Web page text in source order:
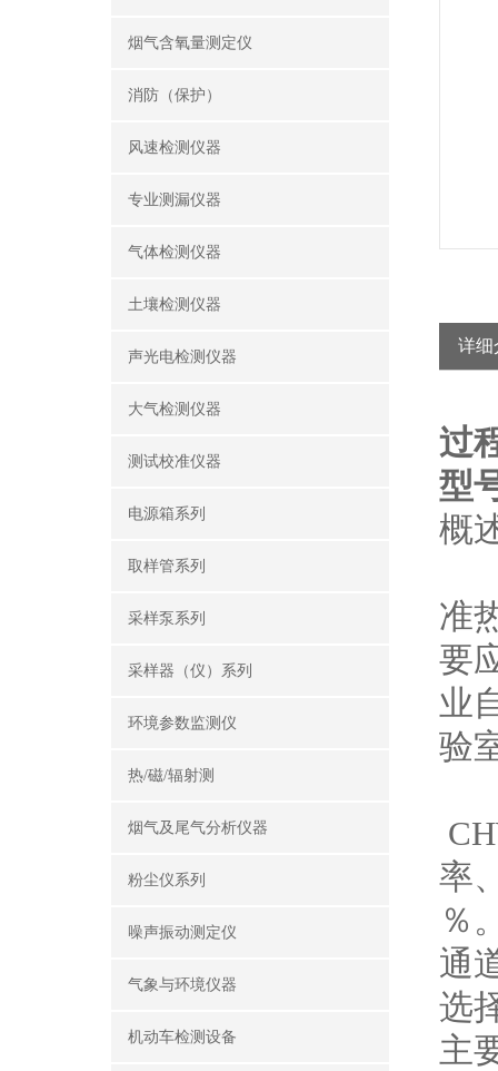
烟气含氧量测定仪
消防（保护）
风速检测仪器
专业测漏仪器
气体检测仪器
土壤检测仪器
声光电检测仪器
大气检测仪器
测试校准仪器
电源箱系列
取样管系列
采样泵系列
采样器（仪）系列
环境参数监测仪
热/磁/辐射测
烟气及尾气分析仪器
粉尘仪系列
噪声振动测定仪
气象与环境仪器
机动车检测设备
详细
过
型
概
准
要
业
验
率
％
通
选
主